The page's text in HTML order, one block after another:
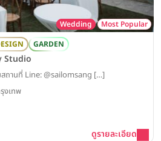
Wedding Most Popular
GARDEN
Studio
ถานที่ Line: @sailomsang […]
งเทพ
ดูรายละเอียด